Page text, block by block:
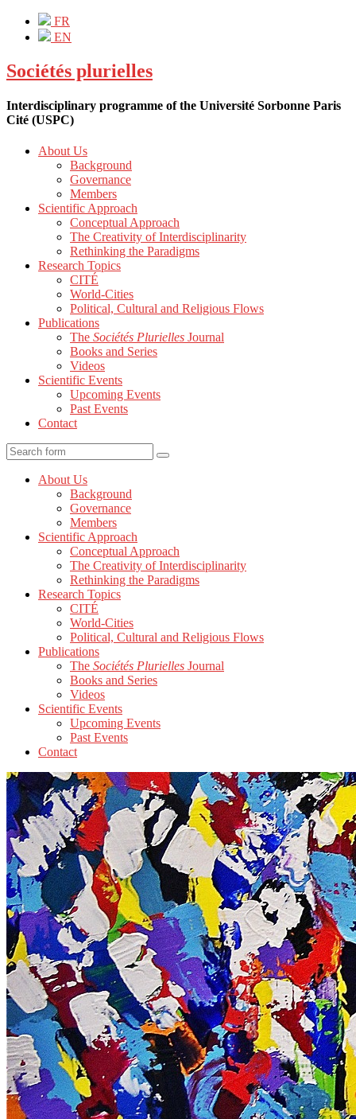
FR
EN
Sociétés plurielles
Interdisciplinary programme of the Université Sorbonne Paris
Cité (USPC)
About Us
Background
Governance
Members
Scientific Approach
Conceptual Approach
The Creativity of Interdisciplinarity
Rethinking the Paradigms
Research Topics
CITÉ
World-Cities
Political, Cultural and Religious Flows
Publications
The Sociétés Plurielles Journal
Books and Series
Videos
Scientific Events
Upcoming Events
Past Events
Contact
About Us
Background
Governance
Members
Scientific Approach
Conceptual Approach
The Creativity of Interdisciplinarity
Rethinking the Paradigms
Research Topics
CITÉ
World-Cities
Political, Cultural and Religious Flows
Publications
The Sociétés Plurielles Journal
Books and Series
Videos
Scientific Events
Upcoming Events
Past Events
Contact